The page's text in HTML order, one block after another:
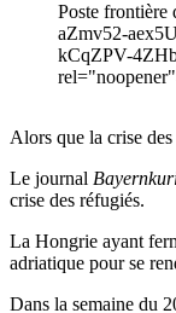
Poste
aZmv52-
kCqZPV-
Alors que la crise
Le journal
crise des réfugiés.
La Hongrie ayant
adriatique pour se
Dans la semaine du